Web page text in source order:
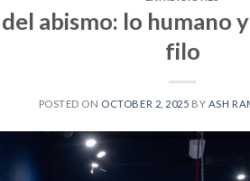
abismo: lo humano
filo
POSTED ON OCTOBER 2, 2025 BY ASH